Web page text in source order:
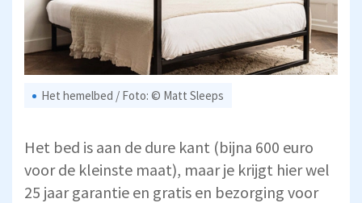
Het hemelbed / Foto: © Matt Sleeps
Het bed is aan de dure kant (bijna 600 euro
voor de kleinste maat), maar je krijgt hier wel
25 jaar garantie en gratis en bezorging voor